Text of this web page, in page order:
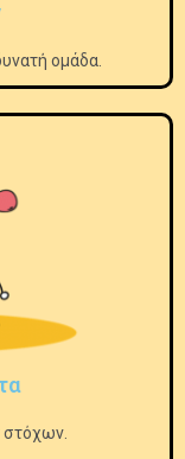
ομάδα.
στόχων.